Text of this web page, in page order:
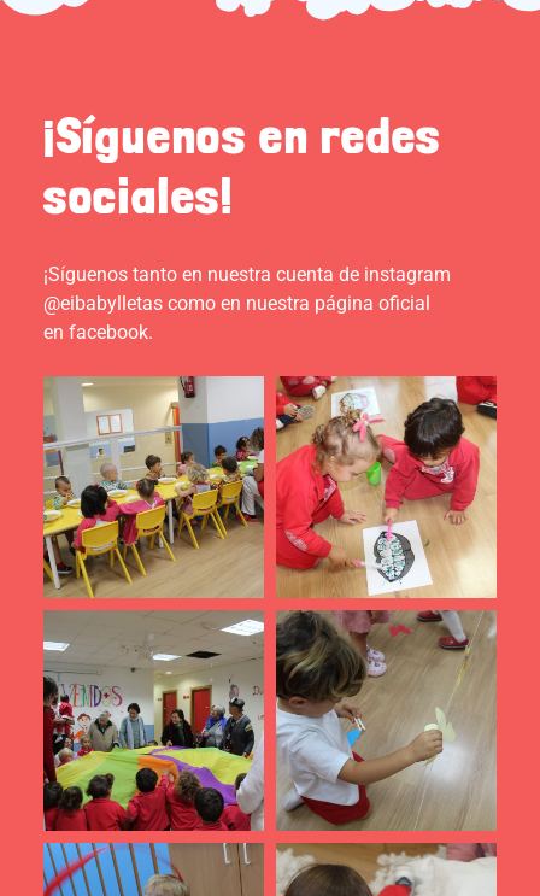
¡Síguenos en redes
sociales!
¡Síguenos tanto en nuestra cuenta de instagram
@eibabylletas como en nuestra página oficial
en facebook.